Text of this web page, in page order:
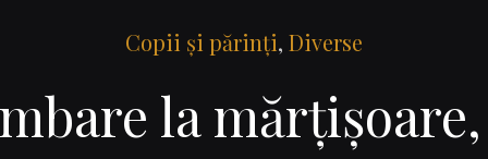
Copii şi părinţi, Diverse
la